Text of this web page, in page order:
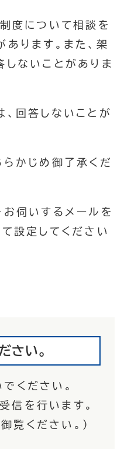
度について相談を
ります。また、架
ないことがありま
回答しないことが
かじめ御了承くだ
伺いするメールを
設定してください
さい。
ください。
信を行います。
御覧ください。）